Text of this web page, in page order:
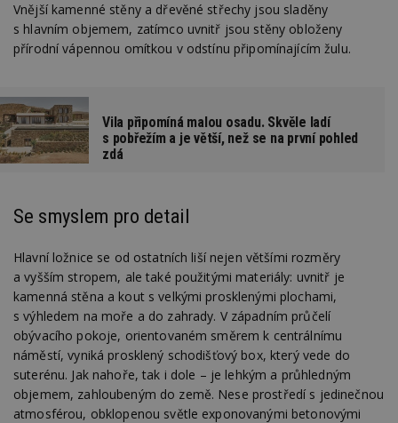
Vnější kamenné stěny a dřevěné střechy jsou sladěny
s hlavním objemem, zatímco uvnitř jsou stěny obloženy
přírodní vápennou omítkou v odstínu připomínajícím žulu.
Vila připomíná malou osadu. Skvěle ladí
s pobřežím a je větší, než se na první pohled
zdá
Se smyslem pro detail
Hlavní ložnice se od ostatních liší nejen většími rozměry
a vyšším stropem, ale také použitými materiály: uvnitř je
kamenná stěna a kout s velkými prosklenými plochami,
s výhledem na moře a do zahrady. V západním průčelí
obývacího pokoje, orientovaném směrem k centrálnímu
náměstí, vyniká prosklený schodišťový box, který vede do
suterénu. Jak nahoře, tak i dole – je lehkým a průhledným
objemem, zahloubeným do země. Nese prostředí s jedinečnou
atmosférou, obklopenou světle exponovanými betonovými